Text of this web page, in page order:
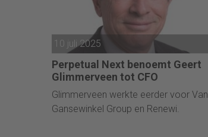
10 juli 2025
Perpetual Next benoemt Geert
Glimmerveen tot CFO
Glimmerveen werkte eerder voor Van
Gansewinkel Group en Renewi.